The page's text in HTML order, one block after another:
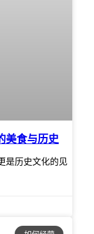
美食与历史
是历史文化的见